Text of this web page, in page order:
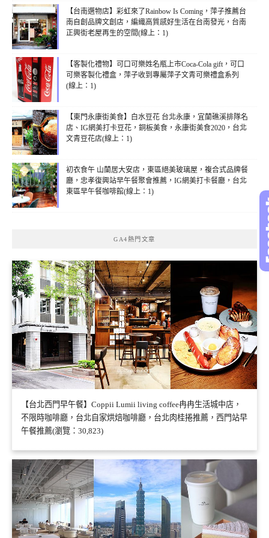
【台南選物店】彩虹來了Rainbow Is Coming，萍子推薦台
南自創品牌文創店，編織高質感好生活在台南發光，台南
正興街老屋再生的空間(線上：1)
【客製化禮物】可口可樂姓名瓶上市Coca-Cola gift，可口
可樂客製化禮盒，萍子收到專屬萍子文青可樂禮盒系列
(線上：1)
【東門永康街美食】白水豆花 台北永康，宜蘭礁溪排隊名
店、IG網美打卡豆花，銅板美食，永康街美食2020，台北
文青豆花店(線上：1)
初衣食午 山蘭居大安店，東區絕美玻璃屋，複合式品牌餐
廳，忠孝復興站早午餐聚會推薦，IG網美打卡餐廳，台北
東區早午餐咖啡館(線上：1)
GA4熱門文章
【台北西門早午餐】Coppii Lumii living coffee冉冉生活城中店，
不限時咖啡廳，台北自家烘焙咖啡廳，台北肉桂捲推薦，西門站早
午餐推薦(瀏覽：30,823)